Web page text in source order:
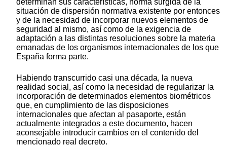
determinan sus características, norma surgida de la
situación de dispersión normativa existente por entonces
y de la necesidad de incorporar nuevos elementos de
seguridad al mismo, así como de la exigencia de
adaptación a las distintas resoluciones sobre la materia
emanadas de los organismos internacionales de los que
España forma parte.
Habiendo transcurrido casi una década, la nueva
realidad social, así como la necesidad de regularizar la
incorporación de determinados elementos biométricos
que, en cumplimiento de las disposiciones
internacionales que afectan al pasaporte, están
actualmente integrados a este documento, hacen
aconsejable introducir cambios en el contenido del
mencionado real decreto.